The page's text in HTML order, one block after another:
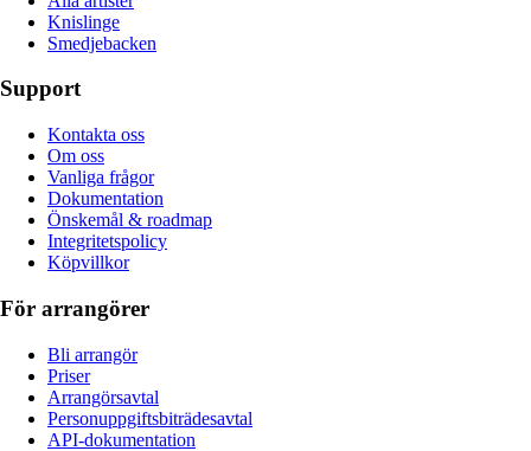
Knislinge
Smedjebacken
Support
Kontakta oss
Om oss
Vanliga frågor
Dokumentation
Önskemål & roadmap
Integritetspolicy
Köpvillkor
För arrangörer
Bli arrangör
Priser
Arrangörsavtal
Personuppgiftsbiträdesavtal
API-dokumentation